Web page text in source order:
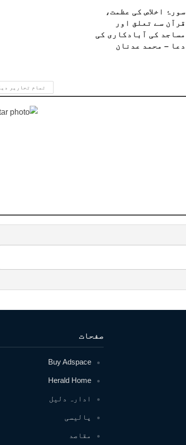
سورۂ اخلاص کی عظمت،
قرآن سے تعلق اور
مساجد کی آبادکاری کی
دعا – محمد عدنان
تمام تحاریر
صفحات
Buy Adspace
Herald Home
ادارہ دلیل
پالیسی
مقاصد